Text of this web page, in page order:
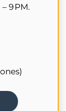
9 PM.